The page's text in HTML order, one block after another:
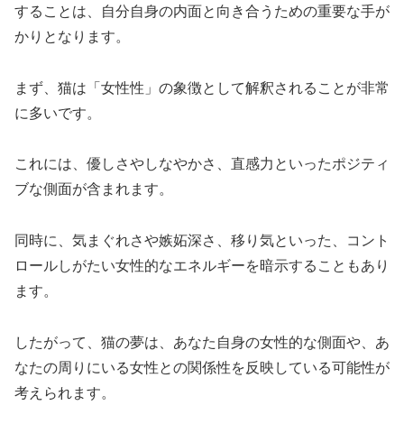
することは、自分自身の内面と向き合うための重要な手が
かりとなります。
まず、猫は「女性性」の象徴として解釈されることが非常
に多いです。
これには、優しさやしなやかさ、直感力といったポジティ
ブな側面が含まれます。
同時に、気まぐれさや嫉妬深さ、移り気といった、コント
ロールしがたい女性的なエネルギーを暗示することもあり
ます。
したがって、猫の夢は、あなた自身の女性的な側面や、あ
なたの周りにいる女性との関係性を反映している可能性が
考えられます。